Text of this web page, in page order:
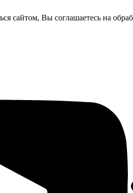
сайтом, Вы соглашаетесь на